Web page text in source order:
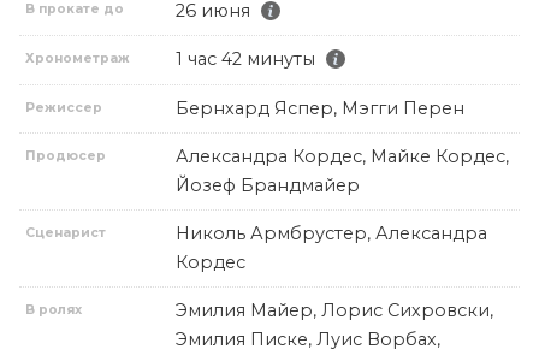
В прокате до 26 июня
Хронометраж 1 час 42 минуты
Режиссер Бернхард Яспер, Мэгги Перен
Продюсер
Александра Кордес, Майке Кордес,
Йозеф Брандмайер
Сценарист
Николь Армбрустер, Александра
Кордес
В ролях
Эмилия Майер, Лорис Сихровски,
Эмилия Писке, Луис Ворбах,